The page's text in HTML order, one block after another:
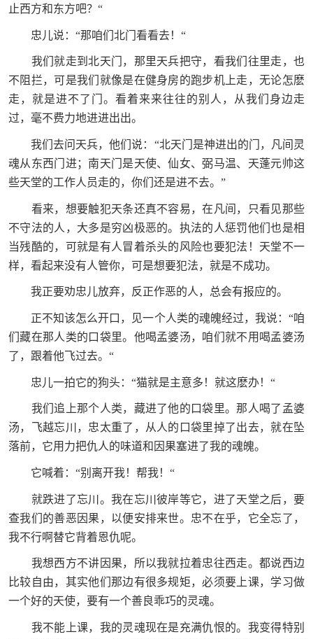
止西方和东方吧？“
忠儿说：“那咱们北门看看去！“
我们就走到北天门，那里天兵把守，看我们往里走，也
不阻拦，可是我们就像是在健身房的跑步机上走，无论怎麽
走，就是进不了门。看着来来往往的别人，从我们身边走
过，毫不费力地进进出出。
我们去问天兵，他们说：“北天门是神进出的门，凡间灵
魂从东西门进；南天门是天使、仙女、弼马温、天蓬元帅这
些天堂的工作人员走的，你们还是进不去。”
看来，想要触犯天条还真不容易，在凡间，只看见那些
不守法的人，大多是穷凶极恶的。执法的人惩罚他们也是相
当残酷的，可就是有人冒着杀头的风险也要犯法！天堂不一
样，看起来没有人管你，可是想要犯法，就是不成功。
我正要劝忠儿放弃，反正作恶的人，总会有报应的。
正不知该怎么开口，见一个人类的魂魄经过，我说：“咱
们藏在那人类的口袋里。他喝孟婆汤，咱们就不用喝孟婆汤
了，跟着他飞过去。“
忠儿一拍它的狗头：“猫就是主意多！就这麽办！“
我们追上那个人类，藏进了他的口袋里。那人喝了孟婆
汤，飞越忘川，忠太重了，从人的口袋里掉了出去，就在坠
落前，它用力把仇人的味道和因果塞进了我的魂魄。
它喊着：“别离开我！帮我！“
就跌进了忘川。我在忘川彼岸等它，进了天堂之后，要
查我们的善恶因果，以便安排来世。忠不在乎，它全忘了，
我不行啊替它背着恩仇呢。
我想西方不讲因果，所以我就拉着忠往西走。都说西边
比较自由，其实他们那边有很多规矩，必须要上课，学习做
一个好的天使，要有一个善良乖巧的灵魂。
我不能上课，我的灵魂现在是充满仇恨的。我变得特别